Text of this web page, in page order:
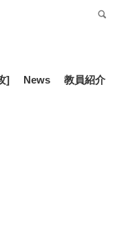
] News 教員紹介